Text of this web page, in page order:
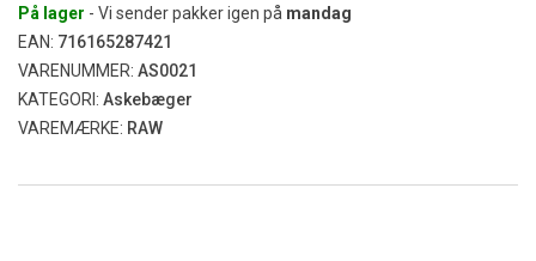
Tray
antal
På lager - Vi sender pakker igen på mandag
EAN: 716165287421
VARENUMMER: AS0021
KATEGORI: Askebæger
VAREMÆRKE: RAW